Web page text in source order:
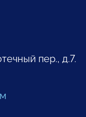
пер., д.7.